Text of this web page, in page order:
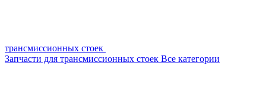
трансмиссионных стоек
Запчасти для трансмиссионных стоек Все категории